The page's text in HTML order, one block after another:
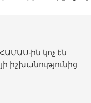
ին կոչ են
իշխանությունից